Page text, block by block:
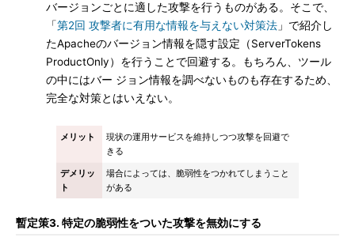
バージョンごとに適した攻撃を行うものがある。そこで、
「第2回 攻撃者に有用な情報を与えない対策法 」で紹介し
たApacheのバージョン情報を隠す設定（ServerTokens
ProductOnly）を行うことで回避する。もちろん、ツール
の中にはバー ジョン情報を調べないものも存在するため、
完全な対策とはいえない。
メリット
現状の運用サービスを維持しつつ攻撃を回避で
きる
デメリッ
ト
場合によっては、脆弱性をつかれてしまうこと
がある
暫定策3. 特定の脆弱性をついた攻撃を無効にする